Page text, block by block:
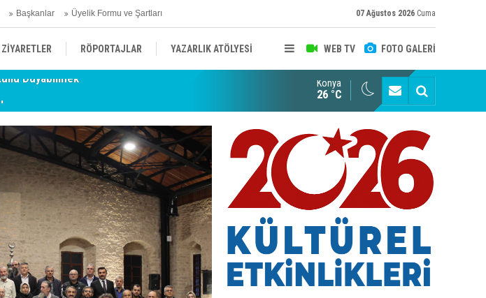
Başkanlar Üyelik Formu ve Şartları 07 Ağustos 2026 Cuma
WEB TV FOTO GALERİ
ZİYARETLER RÖPORTAJLAR YAZARLIK ATÖLYESİ
TYB KONYA ŞUBESİ’NDE FOTOĞRAF DOLU BİR GÜN GERÇEKLEŞTİ
Konya
26 °C